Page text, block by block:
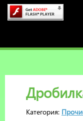
Категория: